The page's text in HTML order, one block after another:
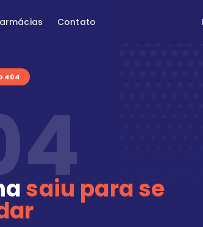
Contato
404
saiu para se